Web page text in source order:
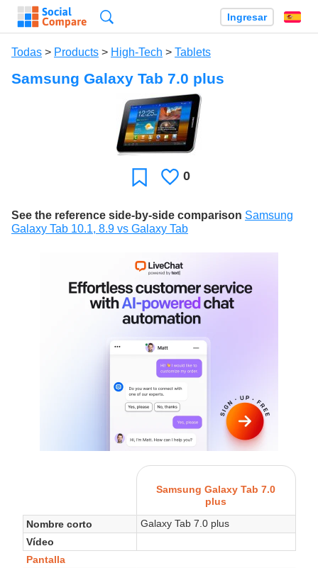
Ingresar
Todas > Products > High-Tech > Tablets
Samsung Galaxy Tab 7.0 plus
Favoritos
Le
0
See the reference side-by-side comparison Samsung
Galaxy Tab 10.1, 8.9 vs Galaxy Tab
Samsung Galaxy Tab 7.0
plus
Nombre corto
Galaxy Tab 7.0 plus
Vídeo
Pantalla